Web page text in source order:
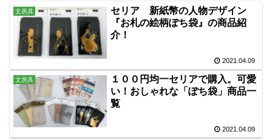
文房具
セリア 新紙幣の人物デザイン
『お札の絵柄ぽち袋』の商品紹
介！
2021.04.09
文房具
１００円均一セリアで購入。可愛
い！おしゃれな「ぽち袋」商品一
覧
2021.04.09